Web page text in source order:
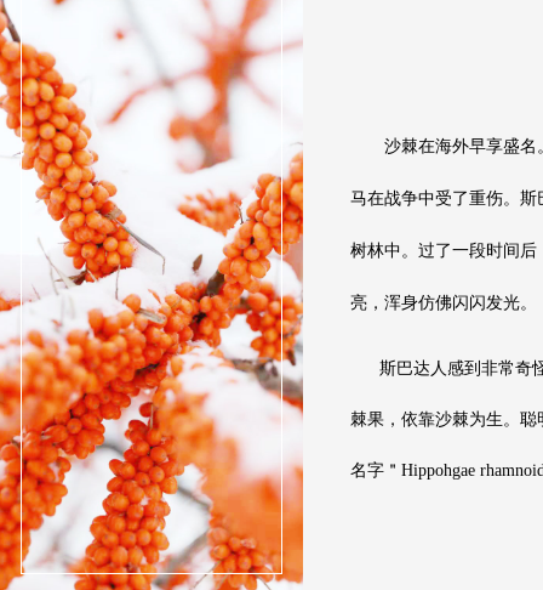
沙棘在海外早享盛名
马在战争中受了重伤。
树林中。过了一段时间
亮，浑身仿佛闪闪发光。
斯巴达人感到非常奇
棘果，依靠沙棘为生。
名字＂Hippohgae